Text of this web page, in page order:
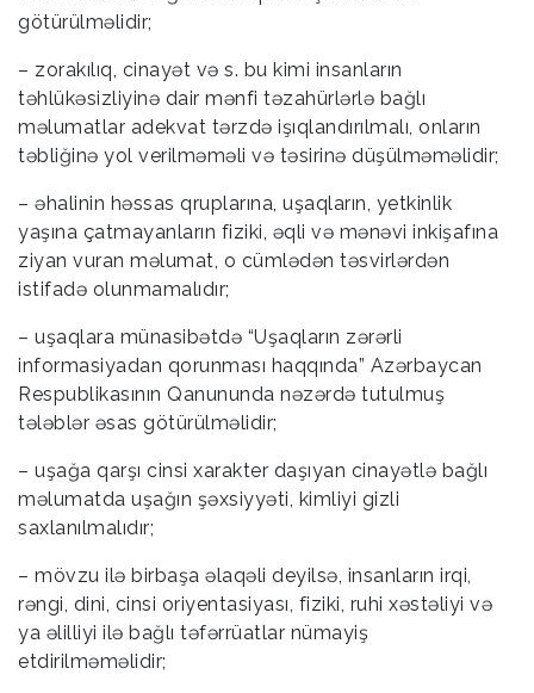
götürülməlidir;
– zorakılıq, cinayət və s. bu kimi insanların
təhlükəsizliyinə dair mənfi təzahürlərlə bağlı
məlumatlar adekvat tərzdə işıqlandırılmalı, onların
təbliğinə yol verilməməli və təsirinə düşülməməlidir;
– əhalinin həssas qruplarına, uşaqların, yetkinlik
yaşına çatmayanların fiziki, əqli və mənəvi inkişafına
ziyan vuran məlumat, o cümlədən təsvirlərdən
istifadə olunmamalıdır;
– uşaqlara münasibətdə “Uşaqların zərərli
informasiyadan qorunması haqqında” Azərbaycan
Respublikasının Qanununda nəzərdə tutulmuş
tələblər əsas götürülməlidir;
– uşağa qarşı cinsi xarakter daşıyan cinayətlə bağlı
məlumatda uşağın şəxsiyyəti, kimliyi gizli
saxlanılmalıdır;
– mövzu ilə birbaşa əlaqəli deyilsə, insanların irqi,
rəngi, dini, cinsi oriyentasiyası, fiziki, ruhi xəstəliyi və
ya əlilliyi ilə bağlı təfərrüatlar nümayiş
etdirilməməlidir;